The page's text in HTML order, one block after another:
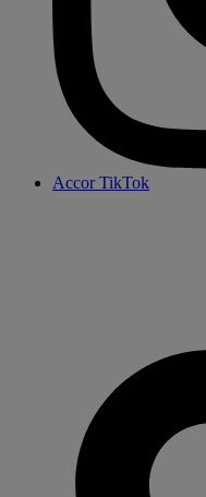
Accor TikTok